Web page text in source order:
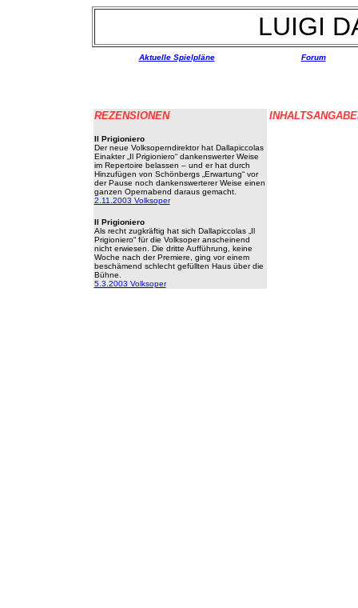
LUIGI
Aktuelle Spielpläne Forum
REZENSIONEN
Il Prigioniero
Der neue Volksoperndirektor hat Dallapiccolas
Einakter „Il Prigioniero“ dankenswerter Weise
im Repertoire belassen – und er hat durch
Hinzufügen von Schönbergs „Erwartung“ vor
der Pause noch dankenswerterer Weise einen
ganzen Opernabend daraus gemacht.
2.11.2003 Volksoper
Il Prigioniero
Als recht zugkräftig hat sich Dallapiccolas „Il
Prigioniero“ für die Volksoper anscheinend
nicht erwiesen. Die dritte Aufführung, keine
Woche nach der Premiere, ging vor einem
beschämend schlecht gefüllten Haus über die
Bühne.
5.3.2003 Volksoper